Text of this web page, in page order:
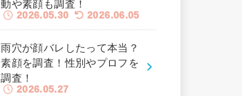
動や素顔も調査！
2026.05.30 2026.06.05
雨穴が顔バレしたって本当？
素顔を調査！性別やプロフを
調査！
2026.05.27